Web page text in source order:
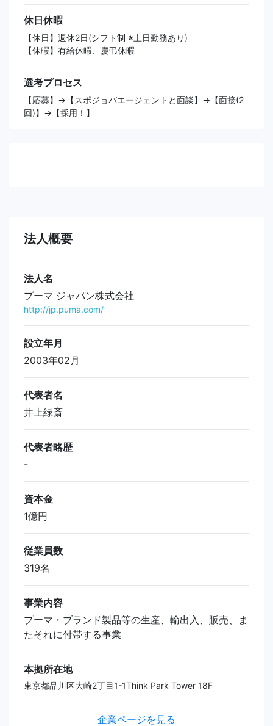
休日休暇
【休日】週休2日(シフト制 ※土日勤務あり)
【休暇】有給休暇、慶弔休暇
選考プロセス
【応募】→【スポジョバエージェントと面談】→【面接(2
回)】→【採用！】
法人概要
法人名
プーマ ジャパン株式会社
http://jp.puma.com/
設立年月
2003年02月
代表者名
井上緑斎
代表者略歴
-
資本金
1億円
従業員数
319名
事業内容
プーマ・ブランド製品等の生産、輸出入、販売、ま
たそれに付帯する事業
本拠所在地
東京都品川区大崎2丁目1-1Think Park Tower 18F
企業ページを見る